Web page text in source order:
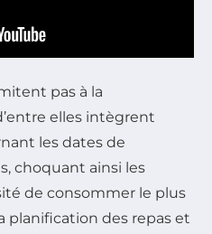
pas à la
elles intègrent
les dates de
choquant ainsi les
de consommer le plus
planification des repas et